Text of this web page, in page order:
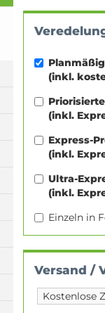
(inkl.
(inkl.
Express-
(inkl.
Ultra-
(inkl.
Einzeln in
Versand /